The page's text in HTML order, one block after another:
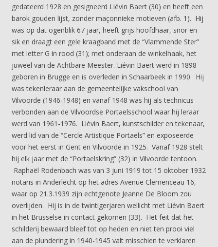
gedateerd 1928 en gesigneerd Liévin Baert (30) en heeft een
barok gouden lijst, zonder maçonnieke motieven (afb. 1). Hij
was op dat ogenblik 67 jaar, heeft grijs hoofdhaar, snor en
sik en draagt een gele kraagband met de “Vlammende Ster”
met letter G in rood (31); met onderaan de winkelhaak, het
juweel van de Achtbare Meester. Liévin Baert werd in 1898
geboren in Brugge en is overleden in Schaarbeek in 1990. Hij
was tekenleraar aan de gemeentelijke vakschool van
Vilvoorde (1946-1948) en vanaf 1948 was hij als technicus
verbonden aan de Vilvoordse Portaelsschool waar hij leraar
werd van 1961-1976. Liévin Baert, kunstschilder en tekenaar,
werd lid van de “Cercle Artistique Portaels” en exposeerde
voor het eerst in Gent en Vilvoorde in 1925. Vanaf 1928 stelt
hij elk jaar met de “Portaelskring” (32) in Vilvoorde tentoon.
Raphaël Rodenbach was van 3 juni 1919 tot 15 oktober 1932
notaris in Anderlecht op het adres Avenue Clemenceau 16,
waar op 21.3.1939 zijn echtgenote Jeanne De Bloom zou
overlijden. Hij is in de twintigerjaren wellicht met Liévin Baert
in het Brusselse in contact gekomen (33). Het feit dat het
schilderij bewaard bleef tot op heden en niet ten prooi viel
aan de plundering in 1940-1945 valt misschien te verklaren